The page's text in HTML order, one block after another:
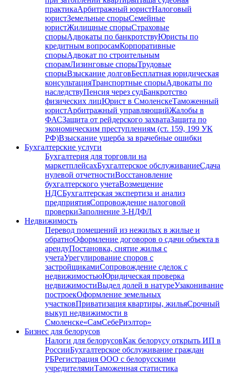
практикаАрбитражный юристНалоговый
юристЗемельные спорыСемейные
юристЖилищные спорыСтраховые
спорыАдвокаты по банкротствуЮристы по
кредитным вопросамКорпоративные
спорыАдвокат по строительным
спорамЛизинговые спорыТрудовые
спорыВзыскание долговБесплатная юридическая
консультацияТранспортные спорыАдвокаты по
наследствуПенсия через судБанкротство
физических лицЮрист в СмоленскеТаможенный
юристАрбитражный управляющийЖалобы в
ФАСЗащита от рейдерского захватаЗащита по
экономическим преступлениям (ст. 159, 199 УК
РФ)Взыскание ущерба за врачебные ошибки
Бухгалтерские услуги
Бухгалтерия для торговли на
маркетплейсахБухгалтерское обслуживаниеСдача
нулевой отчетностиВосстановление
бухгалтерского учетаВозмещение
НДСБухгалтерская экспертиза и анализ
предприятияСопровождение налоговой
проверкиЗаполнение 3-НДФЛ
Недвижимость
Перевод помещений из нежилых в жилые и
обратноОформление договоров о сдачи объекта в
арендуПостановка, снятие жилья с
учетаУрегулирование споров с
застройщикамиСопровождение сделок с
недвижимостьюЮридическая проверка
недвижимостиВыдел долей в натуреУзаконивание
построекОформление земельных
участковПриватизация квартиры, жильяСрочный
выкуп недвижимости в
Cмоленске«СамСебеРиэлтор»
Бизнес для белорусов
Налоги для белорусовКак белорусу открыть ИП в
РоссииБухгалтерское обслуживание граждан
РБРегистрация ООО с белорусскими
учредителямиТаможенная статистика